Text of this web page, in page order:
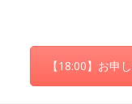
【18:00】お申